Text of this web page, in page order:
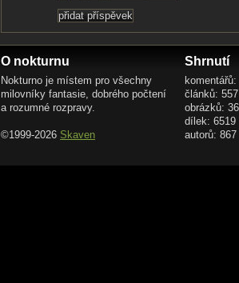
O nokturnu
Nokturno je místem pro všechny
milovníky fantasie, dobrého počtení
a rozumné rozpravy.
©1999-2026 Skaven
Shrnutí
článků: 557
obrázků:
dílek: 6519
autorů: 867